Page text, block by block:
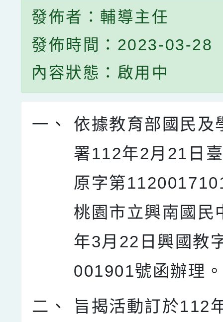
發佈者：輔導主任
發佈時間：2023-03-28
內容狀態：啟用中
一、
依據教育部國民及
署112年2月21日
原字第
桃園市立興南國民
年3月22日興國教
001901號函辦理
二、
旨揭活動訂於112